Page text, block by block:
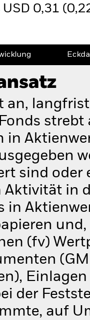
USD 0,31
an,
sind
in
in
(fv)
der
auf